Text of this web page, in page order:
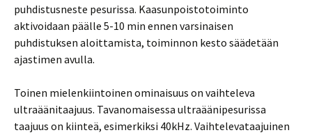
puhdistusneste pesurissa. Kaasunpoistotoiminto
aktivoidaan päälle 5-10 min ennen varsinaisen
puhdistuksen aloittamista, toiminnon kesto säädetään
ajastimen avulla.
Toinen mielenkiintoinen ominaisuus on vaihteleva
ultraäänitaajuus. Tavanomaisessa ultraäänipesurissa
taajuus on kiinteä, esimerkiksi 40kHz. Vaihtelevataajuinen